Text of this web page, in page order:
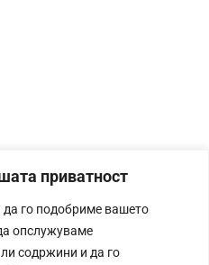
приватност
го подобриме вашето
опслужуваме
содржини и да го